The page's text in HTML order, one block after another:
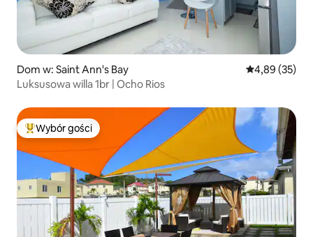
Dom w: Saint Ann's Bay Średnia
4,89 (35)
Luksusowa willa 1br | Ocho Rios
Najpopularniejsze z kategorii Wybór gości
Wybór gości